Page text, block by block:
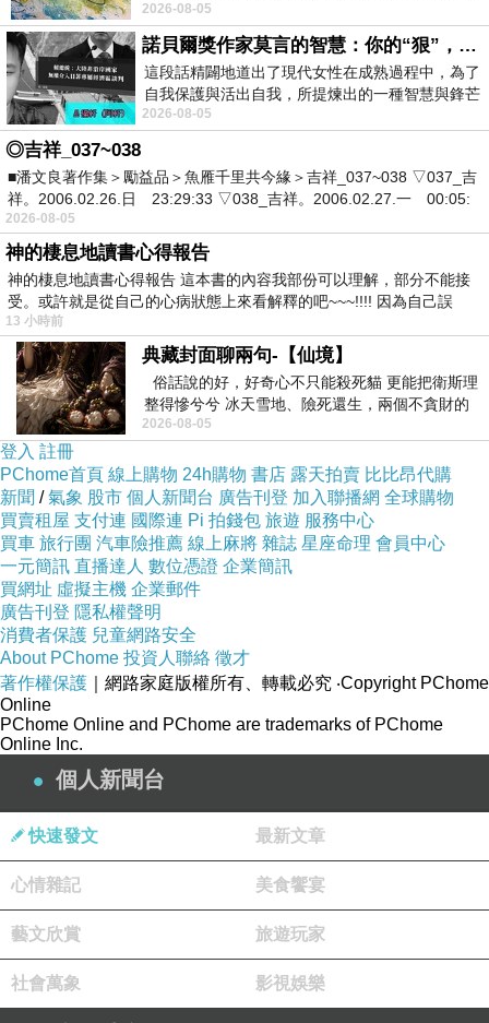
餅乾的製作者真的很厲害
可以把我畫的藍藍象做得這麼逼真、這麼可愛
是位做餅乾高手啊
收到後我馬上吃下一隻藍象
餅乾很香很好吃
當然我也要把幾隻收藏起來～呵～
喜歡的朋友或有做收涎餅乾需要的朋友
也可以去fb粉專〈藍藍象愛吃糖〉看看喔！
材新作中，直接將被大眾定義為廢棄物
2026-08-05
諾貝爾獎作家莫言的智慧：你的“狠”，才是最好的自我保護
這段話精闢地道出了現代女性在成熟過程中，為了
自我保護與活出自我，所提煉出的一種智慧與鋒芒
的平衡。 核心解讀與看法
2026-08-05
◎吉祥_037~038
■潘文良著作集＞勵益品＞魚雁千里共今緣＞吉祥_037~038 ▽037_吉
祥。2006.02.26.日 23:29:33 ▽038_吉祥。2006.02.27.一 00:05:
2026-08-05
神的棲息地讀書心得報告
神的棲息地讀書心得報告 這本書的內容我部份可以理解，部分不能接
受。或許就是從自己的心病狀態上來看解釋的吧~~~!!!! 因為自己誤
13 小時前
典藏封面聊兩句-【仙境】
俗話說的好，好奇心不只能殺死貓 更能把衛斯理
整得慘兮兮 冰天雪地、險死還生，兩個不貪財的
人尋什麼寶？ 人家追尋愛情還
2026-08-05
登入 註冊
PChome首頁 線上購物 24h購物 書店 露天拍賣 比比昂代購
新聞 /氣象 股市 個人新聞台 廣告刊登 加入聯播網 全球購物
買賣租屋 支付連 國際連 Pi 拍錢包 旅遊 服務中心
買車 旅行團 汽車險推薦 線上麻將 雜誌 星座命理 會員中心
一元簡訊 直播達人 數位憑證 企業簡訊
買網址 虛擬主機 企業郵件
廣告刊登 隱私權聲明
消費者保護 兒童網路安全
About PChome 投資人聯絡 徵才
著作權保護 ｜網路家庭版權所有、轉載必究 ‧Copyright PChome
Online
PChome Online and PChome are trademarks of PChome
Online Inc.
個人新聞台
快速發文 最新文章
心情雜記 美食饗宴
藝文欣賞 旅遊玩家
社會萬象 影視娛樂